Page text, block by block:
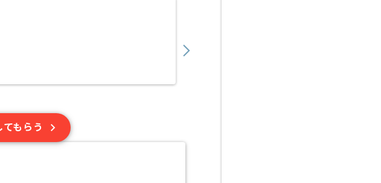
もらう